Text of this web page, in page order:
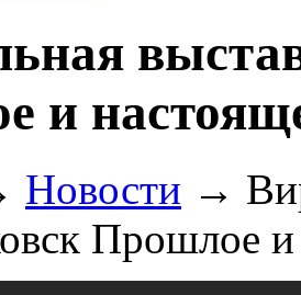
и
Новости →
Прошлое и